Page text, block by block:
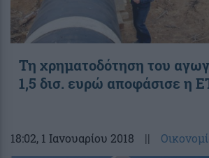
Τη χρηματοδότηση του
1,5 δισ. ευρώ αποφάσισε η
18:02, 1 Ιανουαρίου 2018 ||